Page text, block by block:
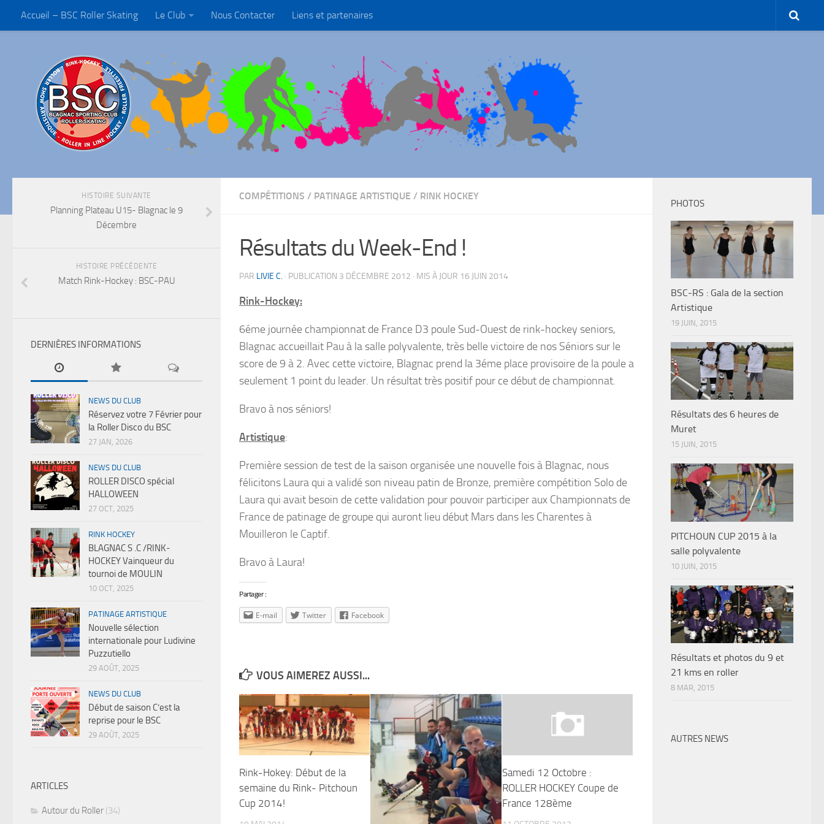
Accueil – BSC Roller Skating Le Club Nous Contacter Liens et partenaires
COMPÉTITIONS / PATINAGE ARTISTIQUE / RINK HOCKEY
Résultats du Week-End !
PAR LIVIE C. · PUBLICATION 3 DÉCEMBRE 2012 · MIS À JOUR 16 JUIN 2014
Rink-Hockey:
6éme journée championnat de France D3 poule Sud-Ouest de rink-hockey seniors,
Blagnac accueillait Pau à la salle polyvalente, très belle victoire de nos Séniors sur le
score de 9 à 2. Avec cette victoire, Blagnac prend la 3éme place provisoire de la poule a
seulement 1 point du leader. Un résultat très positif pour ce début de championnat.
Bravo à nos séniors!
Artistique:
Première session de test de la saison organisée une nouvelle fois à Blagnac, nous
félicitons Laura qui a validé son niveau patin de Bronze, première compétition Solo de
Laura qui avait besoin de cette validation pour pouvoir participer aux Championnats de
France de patinage de groupe qui auront lieu début Mars dans les Charentes à
Mouilleron le Captif.
Bravo à Laura!
Partager :
E-mail Twitter Facebook
VOUS AIMEREZ AUSSI...
Rink-Hokey: Début de la
semaine du Rink- Pitchoun
Cup 2014!
Samedi 12 Octobre :
ROLLER HOCKEY Coupe de
France 128ème
HISTOIRE SUIVANTE
Planning Plateau U15- Blagnac le 9
Décembre
HISTOIRE PRÉCÉDENTE
Match Rink-Hockey : BSC-PAU
DERNIÈRES INFORMATIONS
NEWS DU CLUB
Réservez votre 7 Février pour
la Roller Disco du BSC
27 JAN, 2026
NEWS DU CLUB
ROLLER DISCO spécial
HALLOWEEN
27 OCT, 2025
RINK HOCKEY
BLAGNAC S .C /RINK-
HOCKEY Vainqueur du
tournoi de MOULIN
10 OCT, 2025
PATINAGE ARTISTIQUE
Nouvelle sélection
internationale pour Ludivine
Puzzutiello
29 AOÛT, 2025
NEWS DU CLUB
Début de saison C’est la
reprise pour le BSC
29 AOÛT, 2025
ARTICLES
Autour du Roller (34)
PHOTOS
BSC-RS : Gala de la section
Artistique
19 JUIN, 2015
Résultats des 6 heures de
Muret
15 JUIN, 2015
PITCHOUN CUP 2015 à la
salle polyvalente
10 JUIN, 2015
Résultats et photos du 9 et
21 kms en roller
8 MAR, 2015
AUTRES NEWS